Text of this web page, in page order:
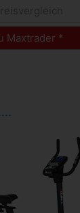
Maxtrader *